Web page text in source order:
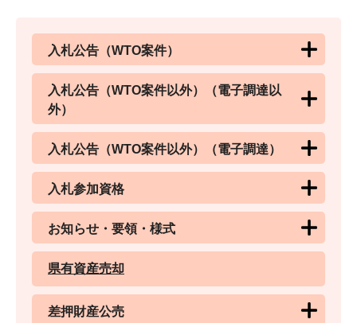
入札公告（WTO案件）
入札公告（WTO案件以外）（電子調達以
外）
入札公告（WTO案件以外）（電子調達）
入札参加資格
お知らせ・要領・様式
県有資産売却
差押財産公売